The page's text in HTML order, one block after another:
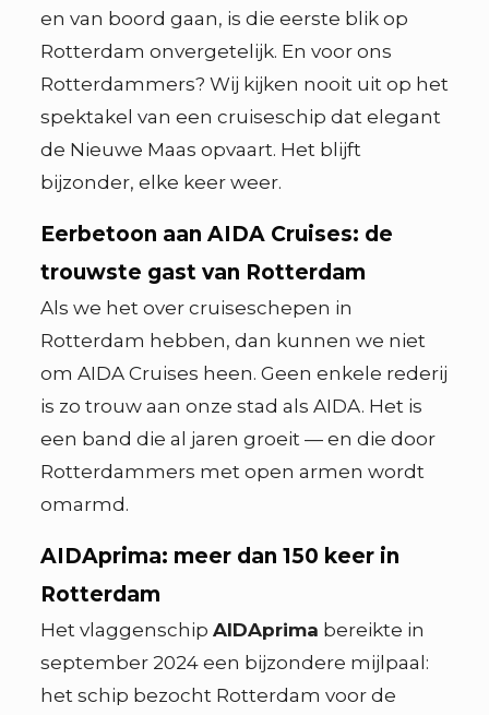
en van boord gaan, is die eerste blik op
Rotterdam onvergetelijk. En voor ons
Rotterdammers? Wij kijken nooit uit op het
spektakel van een cruiseschip dat elegant
de Nieuwe Maas opvaart. Het blijft
bijzonder, elke keer weer.
Eerbetoon aan AIDA Cruises: de
trouwste gast van Rotterdam
Als we het over cruiseschepen in
Rotterdam hebben, dan kunnen we niet
om AIDA Cruises heen. Geen enkele rederij
is zo trouw aan onze stad als AIDA. Het is
een band die al jaren groeit — en die door
Rotterdammers met open armen wordt
omarmd.
AIDAprima: meer dan 150 keer in
Rotterdam
Het vlaggenschip AIDAprima bereikte in
september 2024 een bijzondere mijlpaal:
het schip bezocht Rotterdam voor de